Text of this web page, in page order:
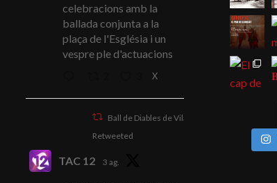
celebracions amb la
ballada conjunta a la
plaça de l'Església i un
vespre ple d'actuacions
X
Ball de Diables de Vila-seca
Retweeted
TAC 12 3 ag.